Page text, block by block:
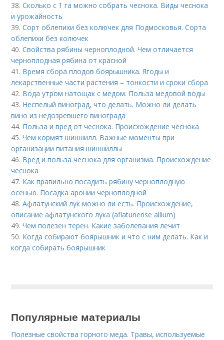
38.Сколько с 1 га можно собрать чеснока. Виды чеснока
и урожайность
39.Сорт облепихи без колючек для Подмосковья. Сорта
облепихи без колючек
40.Свойства рябины черноплодной. Чем отличается
черноплодная рябина от красной
41. Время сбора плодов боярышника. Ягоды и
лекарственные части растения – тонкости и сроки сбора
42. Вода утром натощак с медом. Польза медовой воды
43. Неспелый виноград, что делать. Можно ли делать
вино из недозревшего винограда
44. Польза и вред от чеснока. Происхождение чеснока
45.Чем кормят шиншилл. Важные моменты при
организации питания шиншиллы
46. Вред и польза чеснока для организма. Происхождение
чеснока
47. Как правильно посадить рябину черноплодную
осенью. Посадка аронии черноплодной
48.Афлатунский лук можно ли есть. Происхождение,
описание афлатунского лука (aflatunense allium)
49.Чем полезен терен. Какие заболевания лечит
50. Когда собирают боярышник и что с ним делать. Как и
когда собирать боярышник
Популярные материалы
Полезные свойства горного меда. Травы, используемые